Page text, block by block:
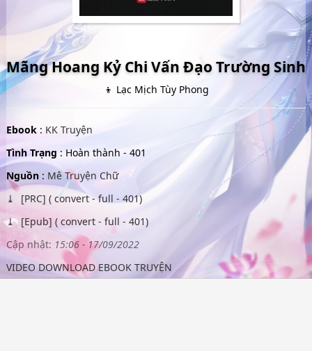
Mãng Hoang Kỷ Chi Vấn Đạo Trường Sinh
👦 Lạc Mịch Tùy Phong
Ebook : KK Truyện
Tình Trạng : Hoàn thành - 401
Nguồn: Mê Truyện Chữ
[PRC] ( convert - full - 401)
[Epub] ( convert - full - 401)
Cập nhật: 15:06 - 17/09/2022
VIDEO DOWNLOAD EBOOK TRUYỆN